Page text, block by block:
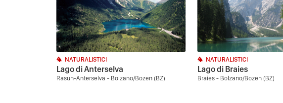
NATURALISTICI
Lago di Anterselva
Rasun-Anterselva - Bolzano/Bozen (BZ)
NATURALISTICI
Lago di Braies
Braies - Bolzano/Bozen (BZ)